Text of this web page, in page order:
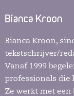
Bianca Kroon
Bianca Kroon,
tekstschrijver/
Vanaf 1999
professionals die
Ze werkt met